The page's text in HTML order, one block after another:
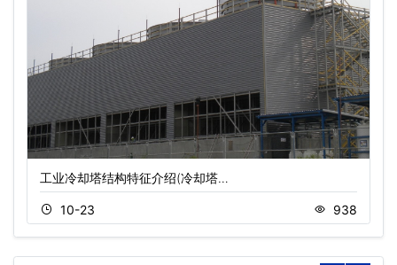
工业冷却塔结构特征介绍(冷却塔…
10-23 938